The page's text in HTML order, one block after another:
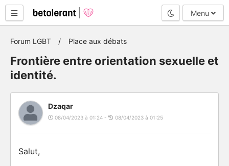
Mode nuit
Menu
Forum LGBT Place aux débats
Frontière entre orientation sexuelle et
identité.
Dzaqar
08/04/2023 à 01:24 - 08/04/2023 à 01:25
Salut,